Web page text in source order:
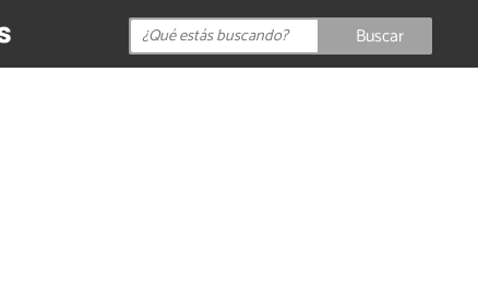
Buscar